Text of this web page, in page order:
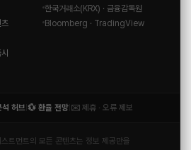
츠
한국거래소(KRX) · 금융감독원
Bloomberg · TradingView
허브 💱 환율 전망 ✉️ 제휴 · 오류 제보
트먼트의 모든 콘텐츠는 정보 제공만을